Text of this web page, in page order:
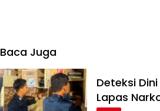
Baca Juga
Deteksi
Lapas